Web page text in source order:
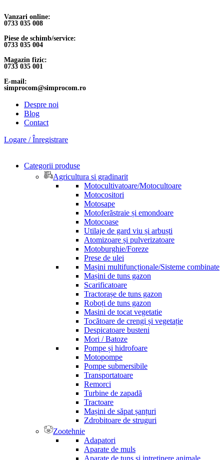
Vanzari online:
0733 035 008
Piese de schimb/service:
0733 035 004
Magazin fizic:
0733 035 001
E-mail:
simprocom@simprocom.ro
Despre noi
Blog
Contact
Logare / Înregistrare
Categorii produse
Agricultura si gradinarit
Motocultivatoare/Motocultoare
Motocositori
Motosape
Motoferăstraie și emondoare
Motocoase
Utilaje de gard viu și arbuști
Atomizoare și pulverizatoare
Motoburghie/Foreze
Prese de ulei
Mașini multifuncționale/Sisteme combinate
Mașini de tuns gazon
Scarificatoare
Tractorașe de tuns gazon
Roboți de tuns gazon
Masini de tocat vegetatie
Tocătoare de crengi și vegetație
Despicatoare busteni
Mori / Batoze
Pompe și hidrofoare
Motopompe
Pompe submersibile
Transportatoare
Remorci
Turbine de zapadă
Tractoare
Mașini de săpat șanțuri
Zdrobitoare de struguri
Zootehnie
Adapatori
Aparate de muls
Aparate de tuns si intretinere animale